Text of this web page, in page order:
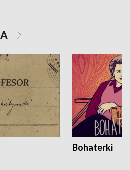
Bohaterki